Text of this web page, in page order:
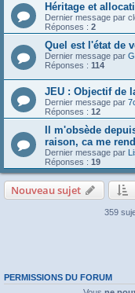
Héritage et
Dernier message par
Réponses : 2
Quel est l'état de
Dernier message par
Réponses : 114
JEU : Objectif de
Dernier message par
Réponses : 12
Il m'obsède
raison, ca me
Dernier message par
Réponses : 19
Nouveau sujet
359
PERMISSIONS DU FORUM